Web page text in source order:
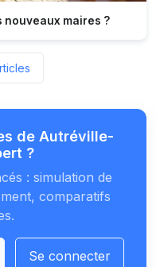
nouveaux maires ?
de Autréville-
?
: simulation de
comparatifs
Se connecter